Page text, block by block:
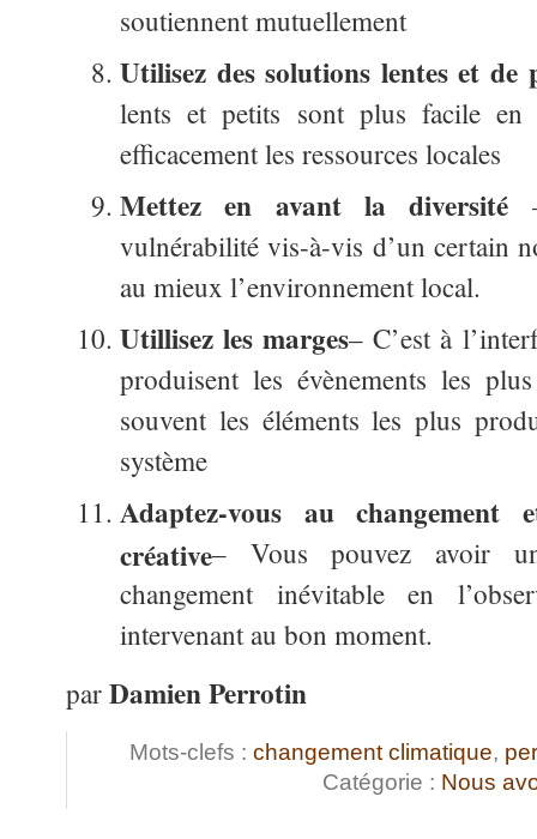
soutiennent mutuellement
Utilisez des solutions lentes et de
lents et petits sont plus facile en
efficacement les ressources locales
Mettez en avant la diversité
vulnérabilité vis-à-vis d’un certain
au mieux l’environnement local.
Utillisez les marges– C’est à
produisent les évènements les
souvent les éléments les plus
système
Adaptez-vous au changement
créative– Vous pouvez avoir
changement inévitable en
intervenant au bon moment.
parDamien Perrotin
Mots-clefs : changement climatique,
Catégorie : Nous